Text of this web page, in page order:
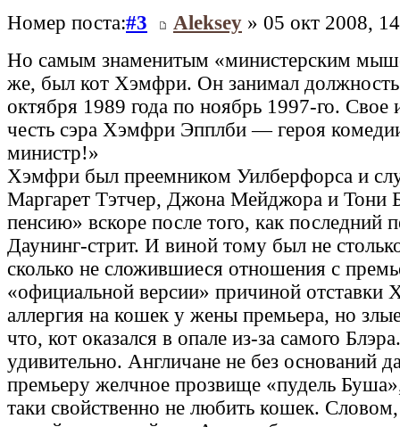
Номер поста:#3 Aleksey » 05 окт 2008,
Но самым знаменитым «министерским
же, был кот Хэмфри. Он занимал
октября 1989 года по ноябрь 1997-го. Свое
честь сэра Хэмфри Эпплби — героя
министр!»
Хэмфри был преемником Уилберфорса и
Маргарет Тэтчер, Джона Мейджора и Тони
пенсию» вскоре после того, как последний
Даунинг-стрит. И виной тому был не
сколько не сложившиеся отношения с
«официальной версии» причиной отставки
аллергия на кошек у жены премьера, но
что, кот оказался в опале из-за самого
удивительно. Англичане не без оснований
премьеру желчное прозвище «пудель
таки свойственно не любить кошек.